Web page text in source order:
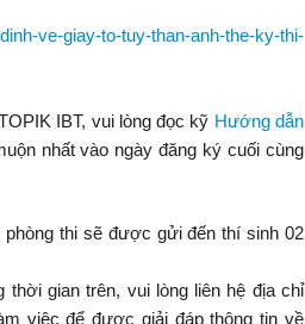
ve-giay-to-tuy-than-anh-the-ky-thi-
IBT, vui lòng đọc kỹ Hướng dẫn
nhất vào ngày đăng ký cuối cùng
thi sẽ được gửi đến thí sinh 02
gian trên, vui lòng liên hệ địa chỉ
việc để được giải đáp thông tin về